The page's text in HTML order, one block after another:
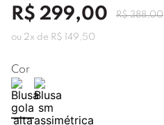
R$ 299,00 R$ 388,00
ou 2x de R$ 149 ,50
Cor